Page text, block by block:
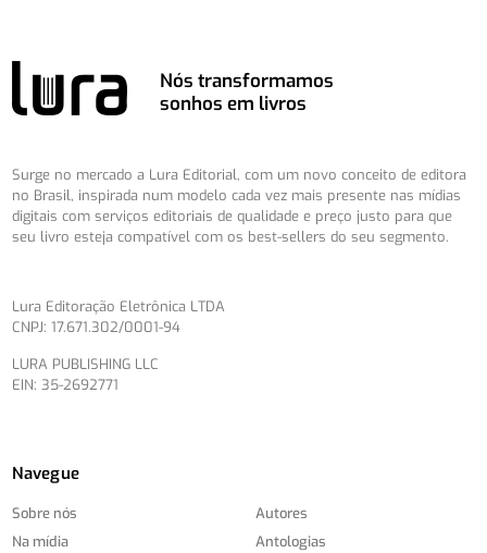
Nós transformamos
sonhos em livros
Surge no mercado a Lura Editorial, com um novo conceito de editora
no Brasil, inspirada num modelo cada vez mais presente nas mídias
digitais com serviços editoriais de qualidade e preço justo para que
seu livro esteja compatível com os best-sellers do seu segmento.
Lura Editoração Eletrônica LTDA
CNPJ: 17.671.302/0001-94
LURA PUBLISHING LLC
EIN: 35-2692771
Navegue
Sobre nós
Na mídia
Autores
Antologias